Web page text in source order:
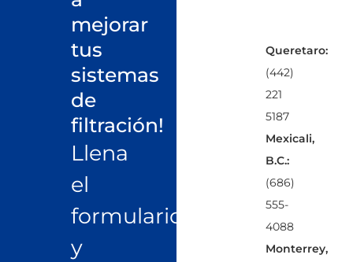
mejorar
tus
sistemas
de
filtración!
Llena
el
formulario
y
Queretaro:
(442)
221
5187
Mexicali,
B.C.:
(686)
555-
4088
Monterrey,